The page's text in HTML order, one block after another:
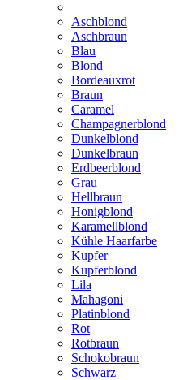
Aschblond
Aschbraun
Blau
Blond
Bordeauxrot
Braun
Caramel
Champagnerblond
Dunkelblond
Dunkelbraun
Erdbeerblond
Grau
Hellbraun
Honigblond
Karamellblond
Kühle Haarfarbe
Kupfer
Kupferblond
Lila
Mahagoni
Platinblond
Rot
Rotbraun
Schokobraun
Schwarz